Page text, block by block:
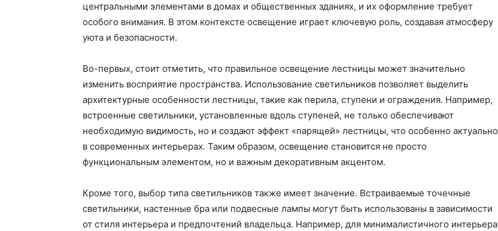
центральными элементами в домах и общественных зданиях, и их оформление требует
особого внимания. В этом контексте освещение играет ключевую роль, создавая атмосферу
уюта и безопасности.
Во-первых, стоит отметить, что правильное освещение лестницы может значительно
изменить восприятие пространства. Использование светильников позволяет выделить
архитектурные особенности лестницы, такие как перила, ступени и ограждения. Например,
встроенные светильники, установленные вдоль ступеней, не только обеспечивают
необходимую видимость, но и создают эффект «парящей» лестницы, что особенно актуально
в современных интерьерах. Таким образом, освещение становится не просто
функциональным элементом, но и важным декоративным акцентом.
Кроме того, выбор типа светильников также имеет значение. Встраиваемые точечные
светильники, настенные бра или подвесные лампы могут быть использованы в зависимости
от стиля интерьера и предпочтений владельца. Например, для минималистичного интерьера